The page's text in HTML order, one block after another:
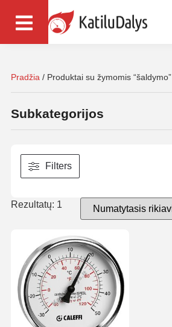
Pradžia / Produktai su žymomis “šaldymo”
Subkategorijos
Filters
Rezultatų: 1